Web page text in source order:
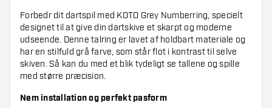
Forbedr dit dartspil med KOTO Grey Numberring, specielt
designet til at give din dartskive et skarpt og moderne
udseende. Denne talring er lavet af holdbart materiale og
har en stilfuld grå farve, som står flot i kontrast til selve
skiven. Så kan du med et blik tydeligt se tallene og spille
med større præcision.
Nem installation og perfekt pasform